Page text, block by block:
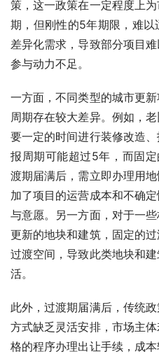
策，这一政策在一定程度上
期，但刚性的5年期限，难
差异化需求，导致部分项目
参与动力不足。
一方面，不同类型的城市更
周期存在较大差异。例如，
要一定的时间进行装修改造
报周期可能超过5年，而固
渡期届满后，需立即办理用
加了项目的运营成本和不确
与意愿。另一方面，对于一
更新的地块和建筑，固定的
过渡空间，导致此类地块和
活。
此外，过渡期届满后，传统
方式缺乏灵活安排，市场主
格的程序办理出让手续，成